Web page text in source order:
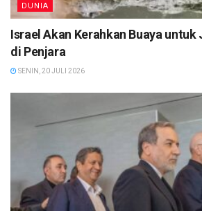
DUNIA
Israel Akan Kerahkan Buaya untuk
di Penjara
SENIN, 20 JULI 2026